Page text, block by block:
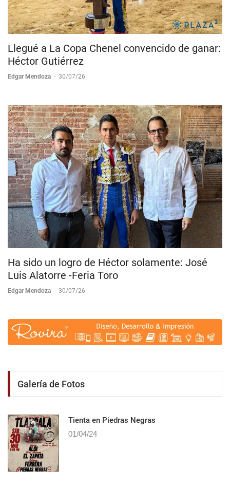
Llegué a La Copa Chenel convencido de ganar:
Héctor Gutiérrez
Edgar Mendoza - 30/07/26
Ha sido un logro de Héctor solamente: José
Luis Alatorre -Feria Toro
Edgar Mendoza - 30/07/26
Galería de Fotos
Tienta en Piedras Negras
01/04/24